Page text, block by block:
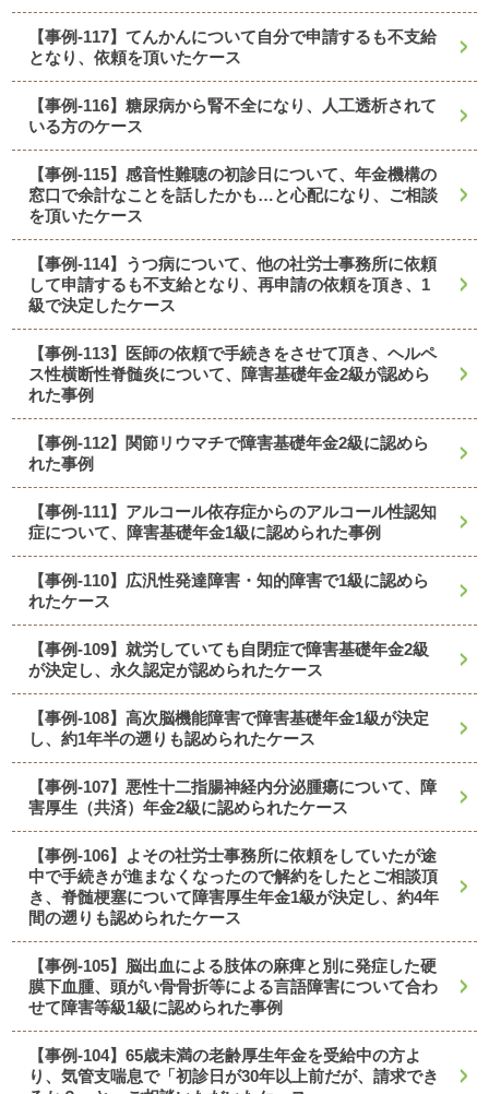
【事例-117】てんかんについて自分で申請するも不支給
となり、依頼を頂いたケース
【事例-116】糖尿病から腎不全になり、人工透析されて
いる方のケース
【事例-115】感音性難聴の初診日について、年金機構の
窓口で余計なことを話したかも…と心配になり、ご相談
を頂いたケース
【事例-114】うつ病について、他の社労士事務所に依頼
して申請するも不支給となり、再申請の依頼を頂き、1
級で決定したケース
【事例-113】医師の依頼で手続きをさせて頂き、ヘルペ
ス性横断性脊髄炎について、障害基礎年金2級が認めら
れた事例
【事例-112】関節リウマチで障害基礎年金2級に認めら
れた事例
【事例-111】アルコール依存症からのアルコール性認知
症について、障害基礎年金1級に認められた事例
【事例-110】広汎性発達障害・知的障害で1級に認めら
れたケース
【事例-109】就労していても自閉症で障害基礎年金2級
が決定し、永久認定が認められたケース
【事例-108】高次脳機能障害で障害基礎年金1級が決定
し、約1年半の遡りも認められたケース
【事例-107】悪性十二指腸神経内分泌腫瘍について、障
害厚生（共済）年金2級に認められたケース
【事例-106】よその社労士事務所に依頼をしていたが途
中で手続きが進まなくなったので解約をしたとご相談頂
き、脊髄梗塞について障害厚生年金1級が決定し、約4年
間の遡りも認められたケース
【事例-105】脳出血による肢体の麻痺と別に発症した硬
膜下血腫、頭がい骨骨折等による言語障害について合わ
せて障害等級1級に認められた事例
【事例-104】65歳未満の老齢厚生年金を受給中の方よ
り、気管支喘息で「初診日が30年以上前だが、請求でき